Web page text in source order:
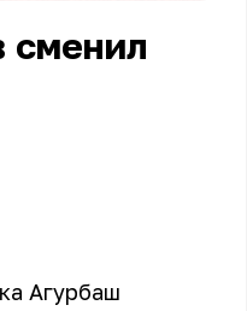
сменил
Агурбаш